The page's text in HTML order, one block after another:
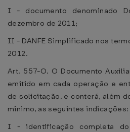
I - documento denominado
dezembro de 2011;
II - DANFE Simplificado nos
2012.
Art. 557-O. O Documento
emitido em cada operação e
de solicitação, e conterá, além
mínimo, as seguintes indicações:
I - identificação completa